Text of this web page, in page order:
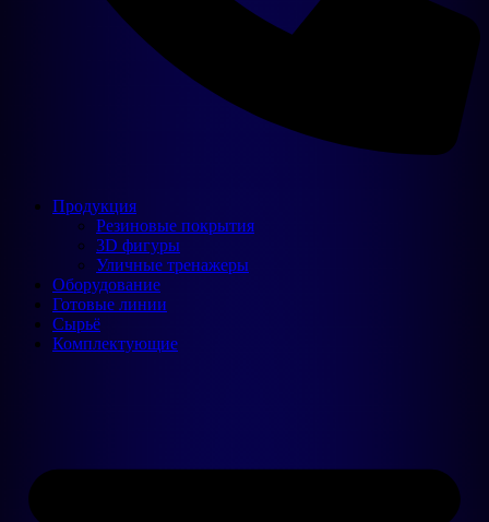
Продукция
Резиновые покрытия
3D фигуры
Уличные тренажеры
Оборудование
Готовые линии
Сырьё
Комплектующие